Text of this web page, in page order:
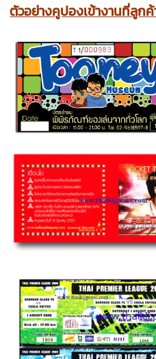
ตัวอย่างคูปองเข้างานที่ลูก